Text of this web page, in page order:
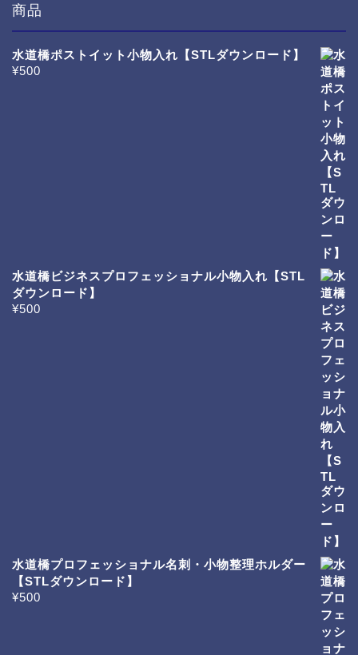
商品
水道橋ポストイット小物入れ【STLダウンロード】
¥500
水道橋ビジネスプロフェッショナル小物入れ【STL
ダウンロード】
¥500
水道橋プロフェッショナル名刺・小物整理ホルダー
【STLダウンロード】
¥500